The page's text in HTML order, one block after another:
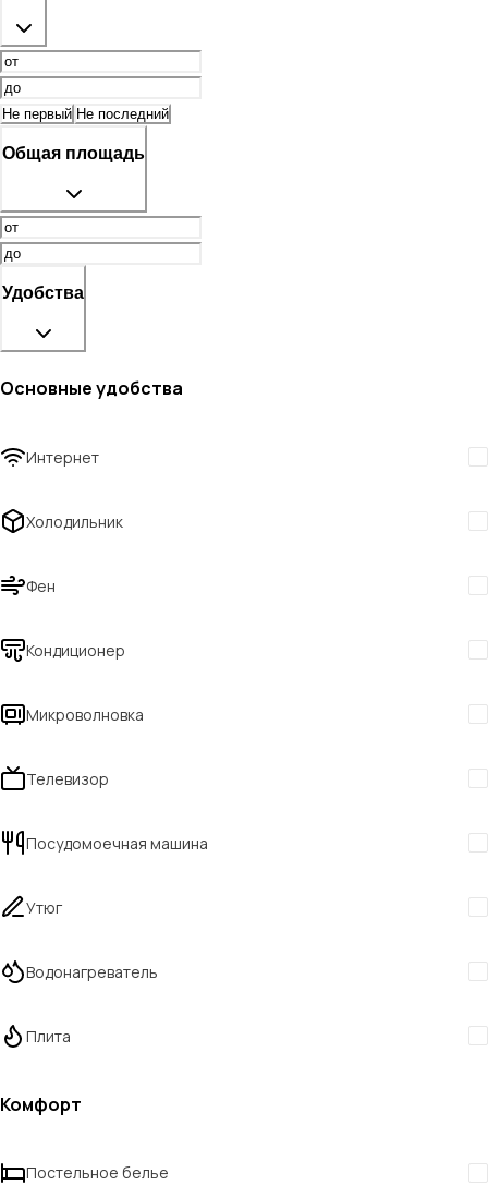
Не первый Не последний
Общая площадь
Удобства
Основные удобства
Интернет
Холодильник
Фен
Кондиционер
Микроволновка
Телевизор
Посудомоечная машина
Утюг
Водонагреватель
Плита
Комфорт
Постельное белье